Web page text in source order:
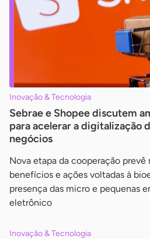
Inovação & Tecnologia
Sebrae e Shopee discutem
para acelerar a digitalização
negócios
Nova etapa da cooperação
benefícios e ações voltadas à
presença das micro e pequenas
eletrônico
Inovação & Tecnologia